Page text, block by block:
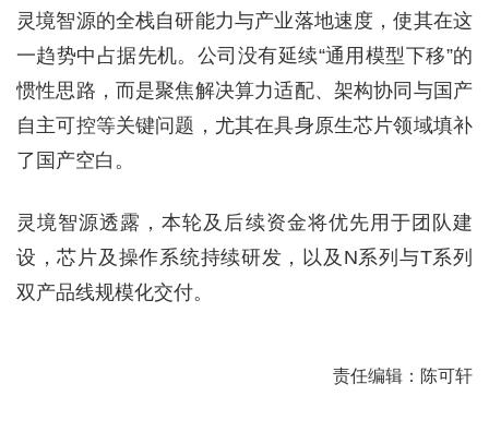
灵境智源的全栈自研能力与产业落地速度，使其在这
一趋势中占据先机。公司没有延续“通用模型下移”的
惯性思路，而是聚焦解决算力适配、架构协同与国产
自主可控等关键问题，尤其在具身原生芯片领域填补
了国产空白。
灵境智源透露，本轮及后续资金将优先用于团队建
设，芯片及操作系统持续研发，以及N系列与T系列
双产品线规模化交付。
责任编辑：陈可轩